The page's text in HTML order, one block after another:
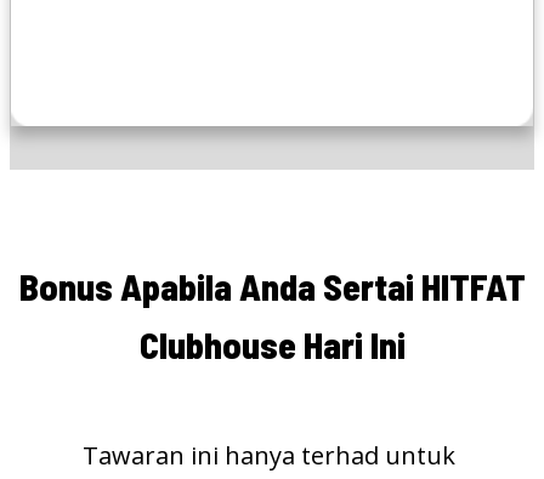
Bonus Apabila Anda Sertai HITFAT
Clubhouse Hari Ini
Tawaran ini hanya terhad untuk